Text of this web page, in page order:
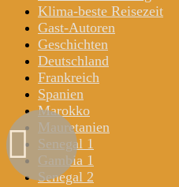
Klima-beste Reisezeit
Gast-Autoren
Geschichten
Deutschland
Frankreich
Spanien
Marokko
Mauretanien
Senegal 1
Gambia 1
Senegal 2